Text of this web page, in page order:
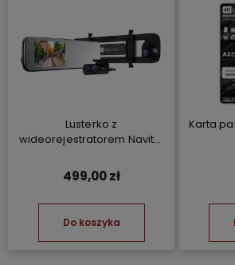
Lusterko z
wideorejestratorem Navitel
GPS
499,00 zł
Do koszyka
Karta